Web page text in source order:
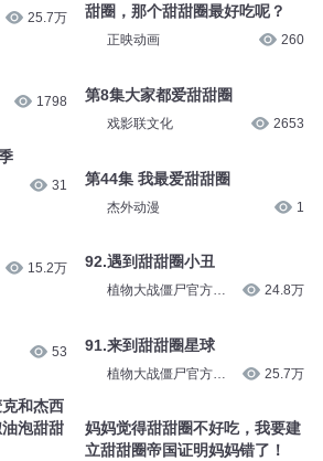
25.7万
1798
31
15.2万
53
和杰西
泡甜甜
甜圈，那个甜甜圈最好吃呢？
正映动画 260
第8集大家都爱甜甜圈
戏影联文化 2653
第44集 我最爱甜甜圈
杰外动漫 1
92.遇到甜甜圈小丑
植物大战僵尸官方频
24.8万
91.来到甜甜圈星球
植物大战僵尸官方频
25.7万
妈妈觉得甜甜圈不好吃，我要建
立甜甜圈帝国证明妈妈错了！